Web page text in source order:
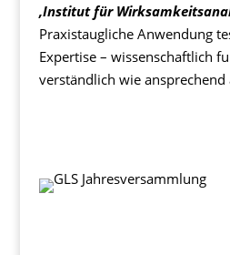
‚Institut für
Praxistaugliche Anwendung
Expertise – wissenschaftlich
verständlich wie ansprechend